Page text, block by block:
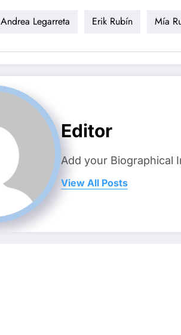
Andrea Legarreta Erik Rubín Mía
Editor
Add your Biographical
View All Posts